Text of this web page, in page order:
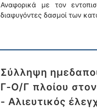
Αναφορικά με τον
διαφυγόντες δασμοί των
Σύλληψη
Γ-Ο/Γ πλοίου
- Αλιευτικός